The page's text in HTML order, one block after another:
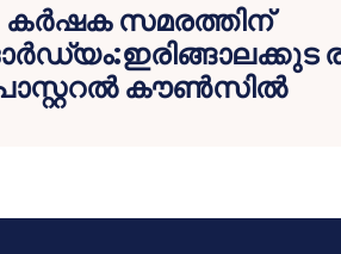
കര്‍ഷക സമരത്തിന്
കൗണ്‍സില്‍